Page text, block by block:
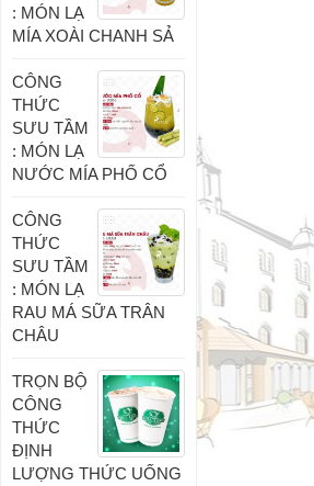
: MÓN LẠ
MÍA XOÀI CHANH SẢ
CÔNG
THỨC
SƯU TẦM
: MÓN LẠ
NƯỚC MÍA PHỐ CỔ
CÔNG
THỨC
SƯU TẦM
: MÓN LẠ
RAU MÁ SỮA TRÂN
CHÂU
TRỌN BỘ
CÔNG
THỨC
ĐỊNH
LƯỢNG THỨC UỐNG